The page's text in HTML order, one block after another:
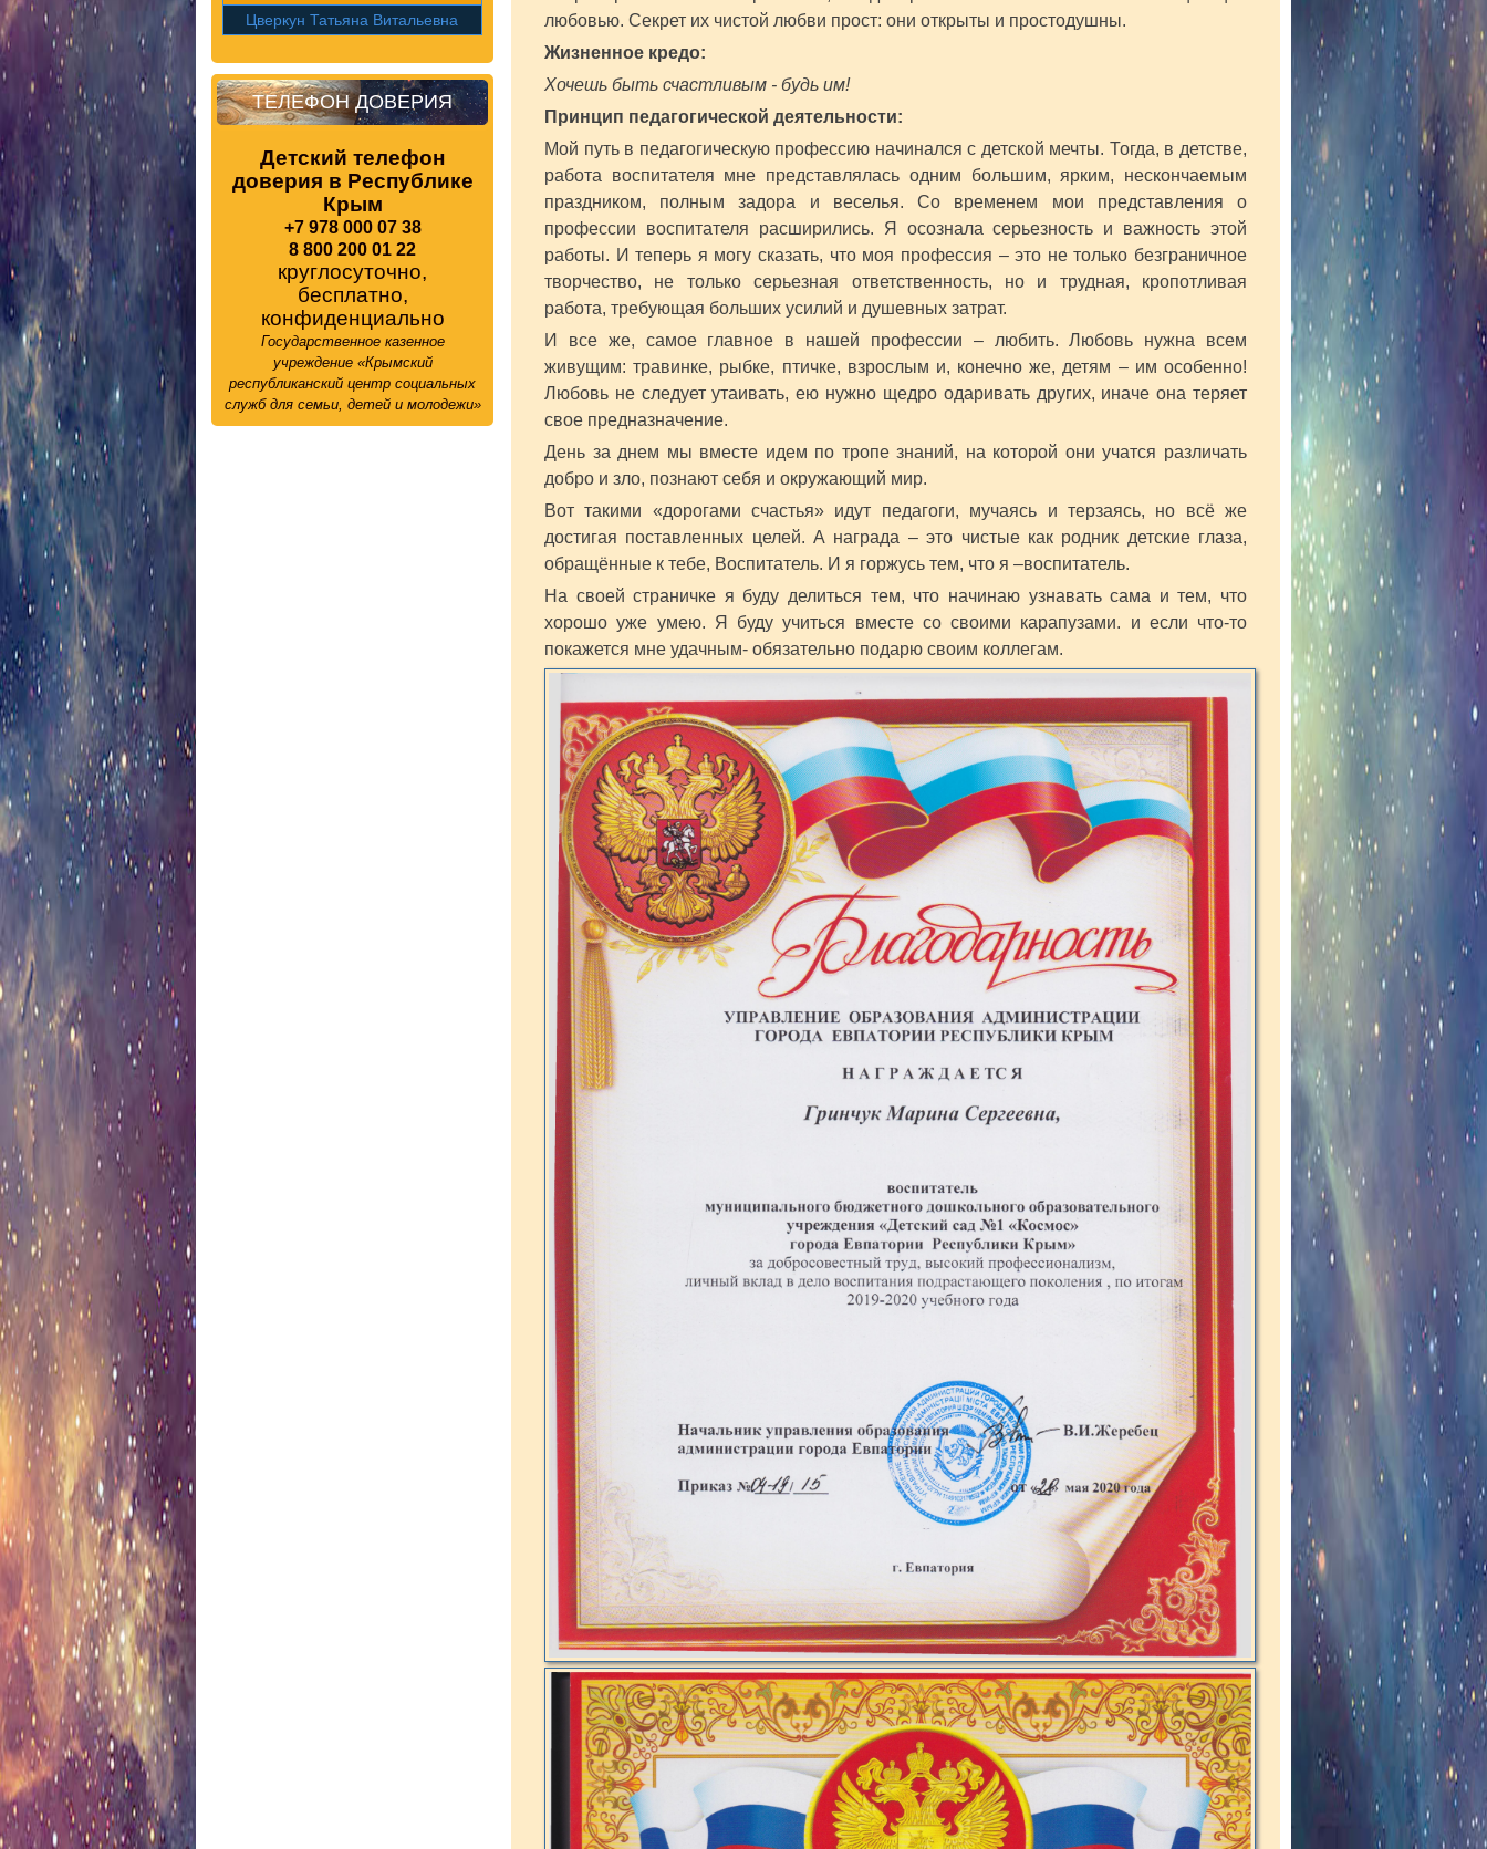
Цверкун Татьяна Витальевна
ТЕЛЕФОН ДОВЕРИЯ
Детский телефон
доверия в Республике
Крым
+7 978 000 07 38
8 800 200 01 22
круглосуточно,
бесплатно,
конфиденциально
Государственное казенное
учреждение «Крымский
республиканский центр социальных
служб для семьи, детей и молодежи»
любовью. Секрет их чистой любви прост: они открыты и простодушны.
Жизненное кредо:
Хочешь быть счастливым - будь им!
Принцип педагогической деятельности:
Мой путь в педагогическую профессию начинался с детской мечты. Тогда, в детстве,
работа воспитателя мне представлялась одним большим, ярким, нескончаемым
праздником, полным задора и веселья. Со временем мои представления о
профессии воспитателя расширились. Я осознала серьезность и важность этой
работы. И теперь я могу сказать, что моя профессия – это не только безграничное
творчество, не только серьезная ответственность, но и трудная, кропотливая
работа, требующая больших усилий и душевных затрат.
И все же, самое главное в нашей профессии – любить. Любовь нужна всем
живущим: травинке, рыбке, птичке, взрослым и, конечно же, детям – им особенно!
Любовь не следует утаивать, ею нужно щедро одаривать других, иначе она теряет
свое предназначение.
День за днем мы вместе идем по тропе знаний, на которой они учатся различать
добро и зло, познают себя и окружающий мир.
Вот такими «дорогами счастья» идут педагоги, мучаясь и терзаясь, но всё же
достигая поставленных целей. А награда – это чистые как родник детские глаза,
обращённые к тебе, Воспитатель. И я горжусь тем, что я –воспитатель.
На своей страничке я буду делиться тем, что начинаю узнавать сама и тем, что
хорошо уже умею. Я буду учиться вместе со своими карапузами. и если что-то
покажется мне удачным- обязательно подарю своим коллегам.